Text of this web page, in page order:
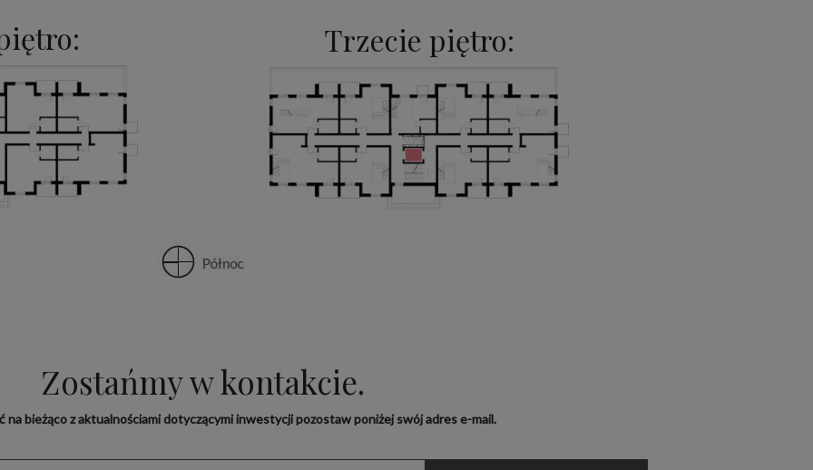
Trzecie piętro:
Zostańmy w kontakcie.
na bieżąco z aktualnościami dotyczącymi inwestycji pozostaw poniżej swój adres e-mail.